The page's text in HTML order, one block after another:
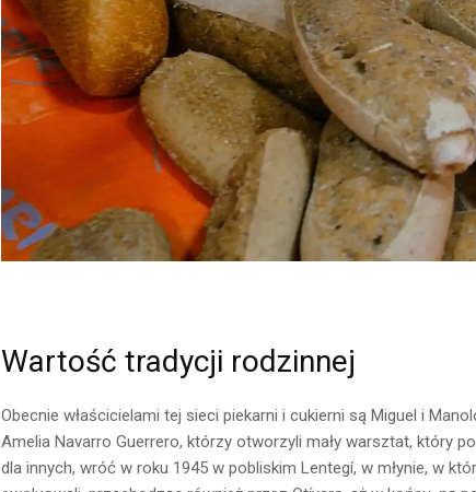
Wartość tradycji rodzinnej
Obecnie właścicielami tej sieci piekarni i cukierni są Miguel i
Amelia Navarro Guerrero, którzy otworzyli mały warsztat, który
dla innych, wróć w roku 1945 w pobliskim Lentegí, w młynie, w